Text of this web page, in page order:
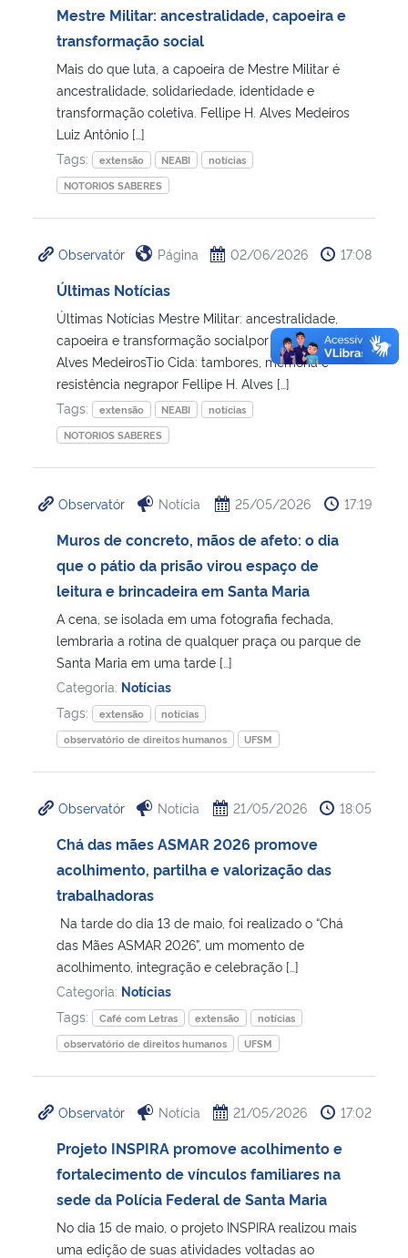
Mestre Militar: ancestralidade, capoeira e
transformação social
Mais do que luta, a capoeira de Mestre Militar é
ancestralidade, solidariedade, identidade e
transformação coletiva. Fellipe H. Alves Medeiros
Luiz Antônio […]
Tags:
extensão NEABI
notícias
NOTORIOS SABERES
Observatór Página 02/06/2026 17:08
Últimas Notícias
Últimas Notícias Mestre Militar: ancestralidade,
capoeira e transformação socialpor Fellipe H.
Alves MedeirosTio Cida: tambores, memória e
resistência negrapor Fellipe H. Alves […]
Tags:
extensão NEABI
notícias
NOTORIOS SABERES
Observatór Notícia 25/05/2026 17:19
Muros de concreto, mãos de afeto: o dia
que o pátio da prisão virou espaço de
leitura e brincadeira em Santa Maria
A cena, se isolada em uma fotografia fechada,
lembraria a rotina de qualquer praça ou parque de
Santa Maria em uma tarde […]
Categoria: Notícias
Tags:
extensão
notícias
observatório de direitos humanos
UFSM
Observatór Notícia 21/05/2026 18:05
Chá das mães ASMAR 2026 promove
acolhimento, partilha e valorização das
trabalhadoras
Na tarde do dia 13 de maio, foi realizado o “Chá
das Mães ASMAR 2026”, um momento de
acolhimento, integração e celebração […]
Categoria: Notícias
Tags:
Café com Letras extensão
notícias
observatório de direitos humanos
UFSM
Observatór Notícia 21/05/2026 17:02
Projeto INSPIRA promove acolhimento e
fortalecimento de vínculos familiares na
sede da Polícia Federal de Santa Maria
No dia 15 de maio, o projeto INSPIRA realizou mais
uma edição de suas atividades voltadas ao